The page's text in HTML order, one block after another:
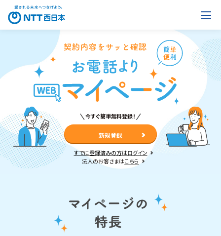
今すぐ簡単無料登録！
新規登録
すでに登録済みの方はログイン
法人のお客さまはこちら